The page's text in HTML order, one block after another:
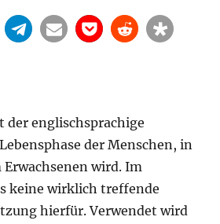
der englischsprachige
der Menschen, in
wird. Im
keine wirklich treffende
hierfür. Verwendet wird